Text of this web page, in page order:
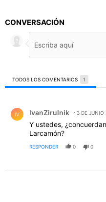
CONVERSACIÓN
TODOS LOS COMENTARIOS 1
IV IvanZirulnik 3 DE JUNIO
Y ustedes,
Larcamón?
RESPONDER 0 0